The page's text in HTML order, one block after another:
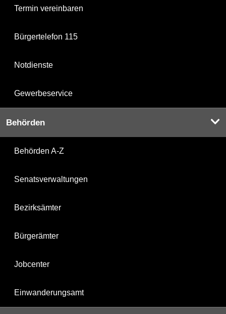
Termin vereinbaren
Bürgertelefon 115
Notdienste
Gewerbeservice
Behörden
Behörden A-Z
Senatsverwaltungen
Bezirksämter
Bürgerämter
Jobcenter
Einwanderungsamt